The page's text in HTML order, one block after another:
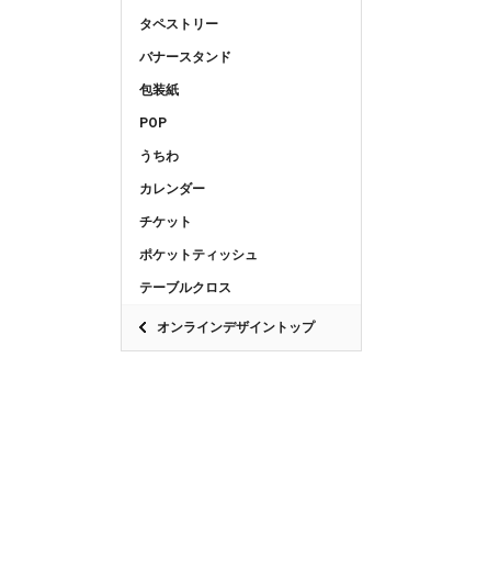
タペストリー
バナースタンド
包装紙
POP
うちわ
カレンダー
チケット
ポケットティッシュ
テーブルクロス
オンラインデザイントップ